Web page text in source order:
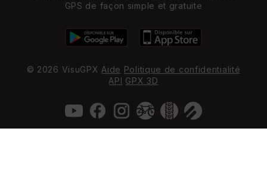
GPS de façon simple et gratuite
© 2026 VisuGPX Aide Politique de confidentialité
API GPX 3D